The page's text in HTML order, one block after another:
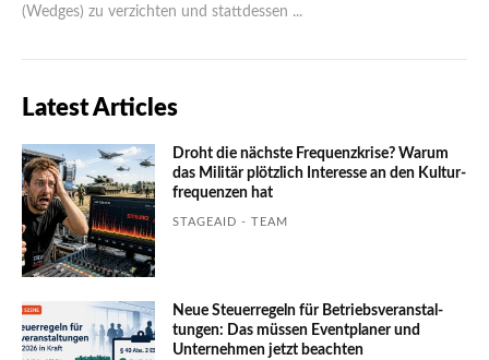
(Wedges) zu verzichten und stattdessen ...
Latest Articles
Droht die nächste Frequenzkrise? Warum
das Mili­tär plötzlich Inte­resse an den Kultur­
fre­quen­zen hat
STAGEAID - TEAM
Neue Steuerregeln für Betriebs­ver­an­stal­
tungen: Das müssen Event­planer und
Unter­nehmen jetzt beachten